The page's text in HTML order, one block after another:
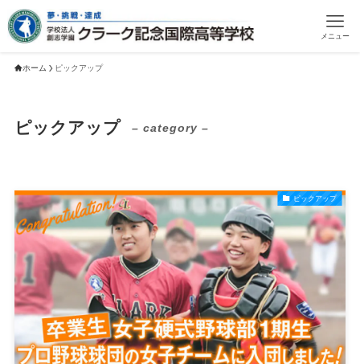
メニュー
ホーム ピックアップ
ピックアップ – category –
ピックアップ